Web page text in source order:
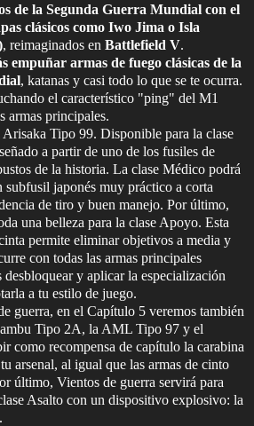
de la Segunda Guerra Mundial con el
clásicos como Iwo Jima o Isla
, reimaginados en Battlefield V.
empuñar armas de fuego clásicas de la
, katanas y casi todo lo que se te ocurra.
el característico "ping" del M1
armas principales.
Tipo 99. Disponible para la clase
a partir de uno de los fusiles de
de la historia. La clase Médico podrá
japonés muy práctico a corta
de tiro y buen manejo. Por último,
una belleza para la clase Apoyo. Esta
permite eliminar objetivos a media y
con todas las armas principales
desbloquear y aplicar la especialización
a tu estilo de juego.
guerra, en el Capítulo 5 veremos también
Tipo 2A, la AML Tipo 97 y el
como recompensa de capítulo la carabina
arsenal, al igual que las armas de cinto
último, Vientos de guerra servirá para
Asalto con un dispositivo explosivo: la